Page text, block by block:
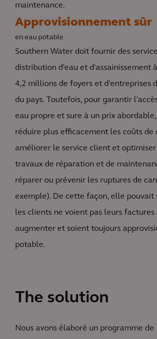
maintenance.
Approvisionnement sûr
en eau potable
Southern Water doit fournir des
distribution d'eau et d'assainissement
4,2 millions de foyers et d'entreprises
du pays. Toutefois, pour garantir
eau propre et sure à un prix
réduire plus efficacement les coûts de
améliorer le service client et
travaux de réparation et de
réparer ou prévenir les ruptures de
exemple). De cette façon, elle pouvait
les clients ne voient pas leurs factures
augmenter et soient toujours
potable.
The solution
Nous avons élaboré un programme de